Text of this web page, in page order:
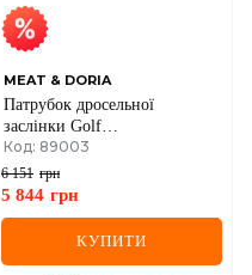
MEAT & DORIA
Патрубок дросельної
заслінки Golf
III,Polo,Vento,Seat,Skoda
Felicia
Код: 89003
6 151 грн
5 844 грн
КУПИТИ